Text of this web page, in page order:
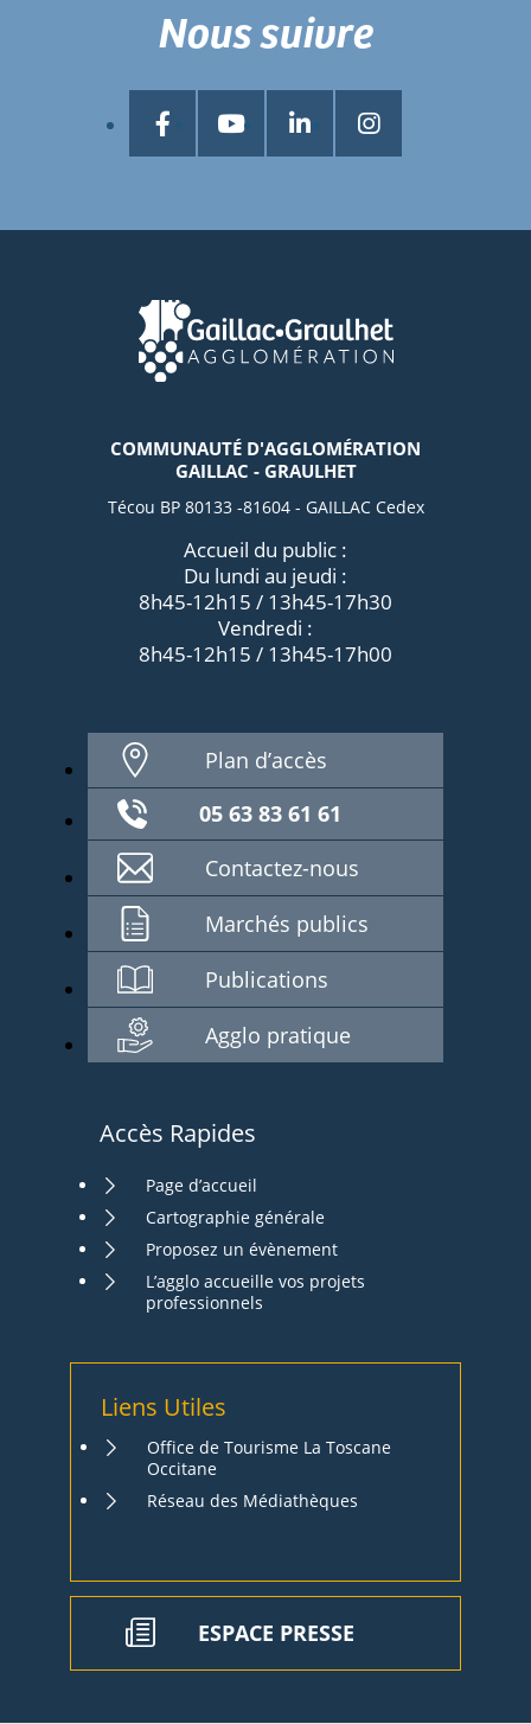
COMMUNAUTÉ D'AGGLOMÉRATION
GAILLAC - GRAULHET
Técou BP 80133 -81604 - GAILLAC Cedex
Accueil du public :
Du lundi au jeudi :
8h45-12h15 / 13h45-17h30
Vendredi :
8h45-12h15 / 13h45-17h00
Plan d’accès
05 63 83 61 61
Contactez-nous
Marchés publics
Publications
Agglo pratique
Accès Rapides
Page d’accueil
Cartographie générale
Proposez un évènement
L’agglo accueille vos projets
professionnels
Liens Utiles
Office de Tourisme La Toscane
Occitane
Réseau des Médiathèques
ESPACE PRESSE
Nous suivre